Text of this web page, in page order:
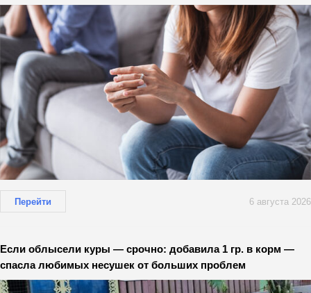
Перейти 6 августа 2026
Если облысели куры — срочно: добавила 1 гр. в корм —
спасла любимых несушек от больших проблем